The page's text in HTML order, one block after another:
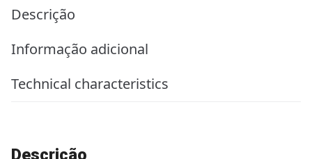
Descrição
Informação adicional
Technical characteristics